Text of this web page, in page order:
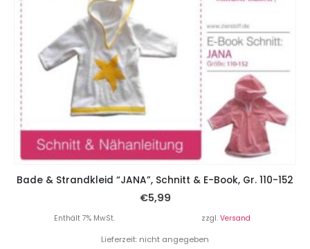
Bade & Strandkleid “JANA”, Schnitt & E-Book, Gr. 110-152
€5,99
Enthält 7% MwSt. zzgl. Versand
Lieferzeit: nicht angegeben